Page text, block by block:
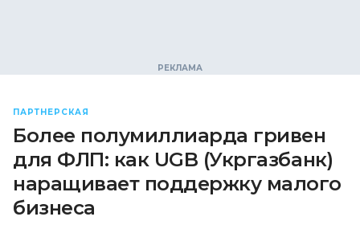
ПАРТНЕРСКАЯ
Более полумиллиарда гривен
для ФЛП: как UGB (Укргазбанк)
наращивает поддержку малого
бизнеса